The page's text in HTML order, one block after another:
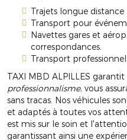
Trajets longue distance
Transport pour
Navettes gares et
correspondances.
Transport
TAXI MBD ALPILLES
professionnalisme, vous
sans tracas. Nos véhicules
et adaptés à toutes vos
est mis sur le soin et
garantissant ainsi une